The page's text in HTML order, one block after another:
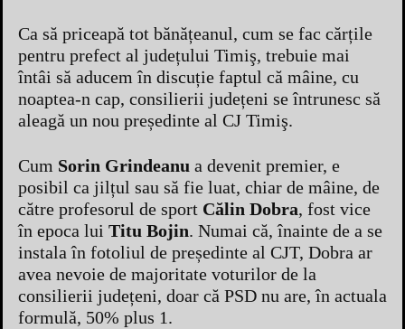
Ca să priceapă tot bănățeanul, cum se fac cărțile
pentru prefect al județului Timiş, trebuie mai
întâi să aducem în discuție faptul că mâine, cu
noaptea-n cap, consilierii județeni se întrunesc să
aleagă un nou președinte al CJ Timiş.
Cum Sorin Grindeanu a devenit premier, e
posibil ca jilțul sau să fie luat, chiar de mâine, de
către profesorul de sport Călin Dobra, fost vice
în epoca lui Titu Bojin. Numai că, înainte de a se
instala în fotoliul de președinte al CJT, Dobra ar
avea nevoie de majoritate voturilor de la
consilierii județeni, doar că PSD nu are, în actuala
formulă, 50% plus 1.